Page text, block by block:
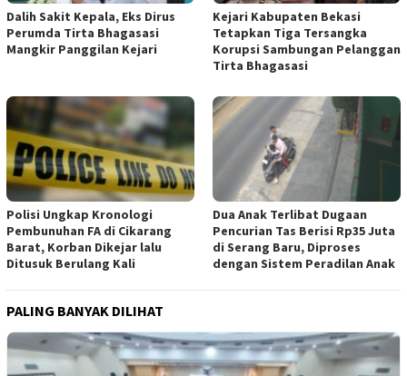
Dalih Sakit Kepala, Eks Dirus
Perumda Tirta Bhagasasi
Mangkir Panggilan Kejari
Kejari Kabupaten Bekasi
Tetapkan Tiga Tersangka
Korupsi Sambungan Pelanggan
Tirta Bhagasasi
Polisi Ungkap Kronologi
Pembunuhan FA di Cikarang
Barat, Korban Dikejar lalu
Ditusuk Berulang Kali
Dua Anak Terlibat Dugaan
Pencurian Tas Berisi Rp35 Juta
di Serang Baru, Diproses
dengan Sistem Peradilan Anak
PALING BANYAK DILIHAT